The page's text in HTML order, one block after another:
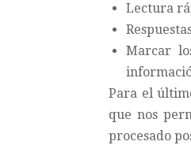
Lectura
Marcar
Para el
que nos
procesado